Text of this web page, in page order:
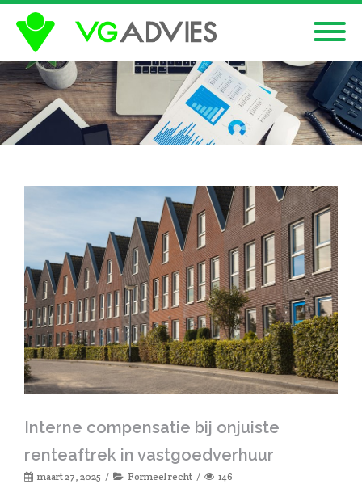
Interne compensatie bij onjuiste
renteaftrek in vastgoedverhuur
maart 27, 2025 Formeel recht 146